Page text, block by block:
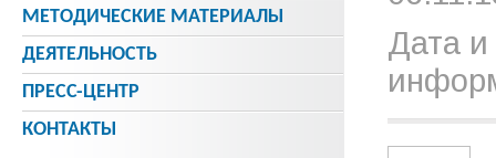
Дата и
МЕТОДИЧЕСКИE МАТЕРИАЛЫ
ДЕЯТЕЛЬНОСТЬ
ПРЕСС-ЦЕНТР
КОНТАКТЫ